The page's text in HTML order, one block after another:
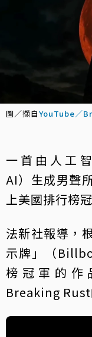
圖／擷自YouTube／
一首由人工
AI）生成男聲
上美國排行榜
法新社報導，
示牌」（
榜冠軍的作
Breaking Rust